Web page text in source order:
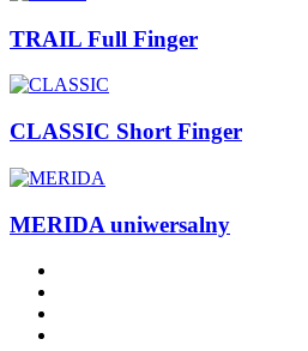
TRAIL Full Finger
CLASSIC Short Finger
MERIDA uniwersalny